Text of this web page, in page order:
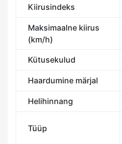
Kiirusindeks
Maksimaalne kiirus
(km/h)
Kütusekulud
Haardumine märjal
Helihinnang
Tüüp